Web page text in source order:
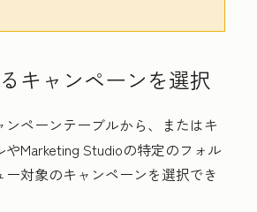
キャンペーンを選択
ンペーンテーブルから、またはキ
やMarketing Studioの特定のフォル
ー対象のキャンペーンを選択でき